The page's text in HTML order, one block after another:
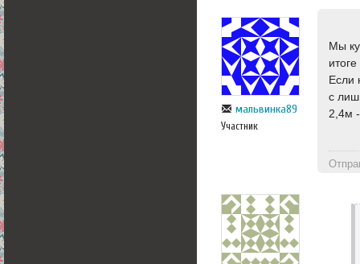
мальвинка89
Участник
Мы
Если
с
2,4м